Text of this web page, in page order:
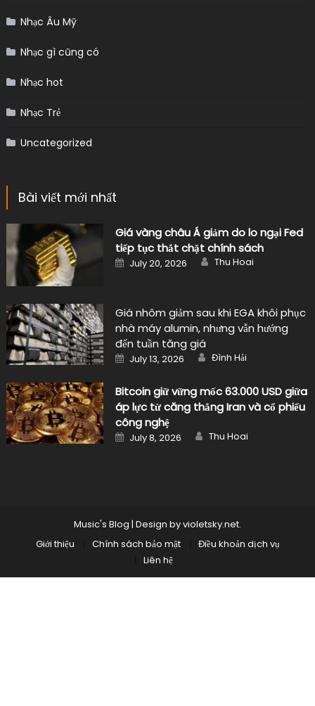
Nhạc Âu Mỹ
Nhạc gì cũng có
Nhạc hot
Nhạc Trẻ
Uncategorized
Bài viết mới nhất
Giá vàng châu Á giảm do lo ngại Fed
tiếp tục thắt chặt chính sách
Posted
on
July 20, 2026 Author
Thu Hoai
Giá nhôm giảm sau khi EGA khôi phục
nhà máy alumin, nhưng vẫn hướng
đến tuần tăng giá
Posted
on
July 13, 2026 Author
Đình Hải
Bitcoin giữ vững mốc 63.000 USD giữa
áp lực từ căng thẳng Iran và cổ phiếu
công nghệ
Posted
on
July 8, 2026 Author
Thu Hoai
Music's Blog | Design byvioletsky.net.
Giới thiệu
Chính sách bảo mật
Điều khoản dịch vụ
Liên hệ